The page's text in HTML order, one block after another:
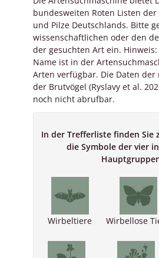
bundesweiten Roten Listen der
und Pilze Deutschlands. Bitte
wissenschaftlichen oder den
der gesuchten Art ein.
Name ist in der
Arten verfügbar. Die Daten der
der Brutvögel (Ryslavy et al.
noch nicht abrufbar.
In der Trefferliste finden Sie
die Symbole der vier
Wirbeltiere Wirbellose